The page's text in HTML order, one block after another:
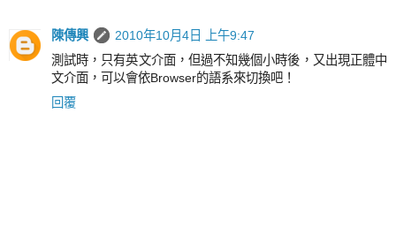
陳傳興
2010年10月4日 上午9:47
測試時，只有英文介面，但過不知幾個小時後，又出現正體中
文介面，可以會依Browser的語系來切換吧！
回覆